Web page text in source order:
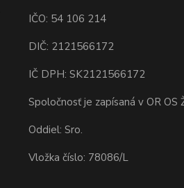
IČO: 54 106 214
DIČ: 2121566172
IČ DPH: SK2121566172
Spoločnosť je zapísaná v OR OS
Oddiel: Sro.
Vložka číslo: 78086/L